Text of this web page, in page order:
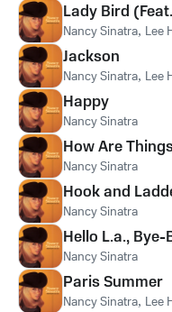
Lady Bird
Nancy Sinatra, Lee
Jackson
Nancy Sinatra, Lee
Happy
Nancy Sinatra
How Are
Nancy Sinatra
Hook and
Nancy Sinatra
Hello L.a.,
Nancy Sinatra
Paris Summer
Nancy Sinatra, Lee